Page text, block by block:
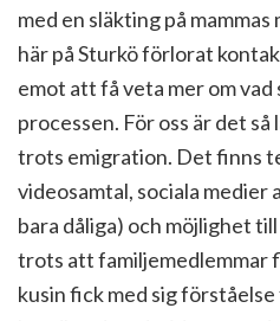
med en släkting på
här på Sturkö förlorat
emot att få veta mer om vad
processen. För oss är det
trots emigration. Det finns
videosamtal, sociala medier
bara dåliga) och möjlighet
trots att familjemedlemmar
kusin fick med sig